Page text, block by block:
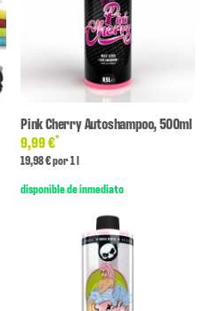
Pink Cherry Autoshampoo, 500ml
9,99 €*
19,98 € por 1 l
disponible de inmediato